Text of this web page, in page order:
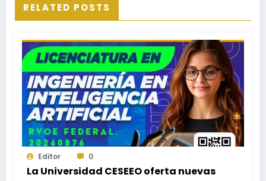
RELATED POSTS
Editor 0
La Universidad CESEEO oferta nuevas